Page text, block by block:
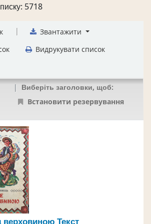
5718
|
Звантажити
Видрукувати список
Виберіть заголовки, щоб:
Встановити резервування